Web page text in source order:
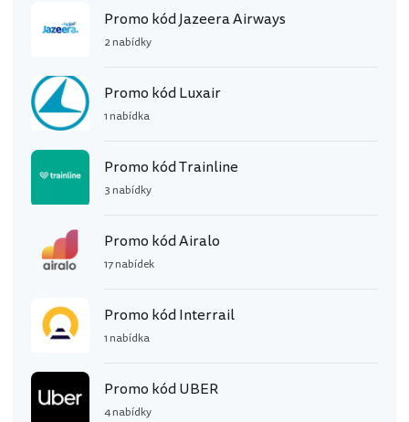
Promo kód Jazeera Airways
2 nabídky
Promo kód Luxair
1 nabídka
Promo kód Trainline
3 nabídky
Promo kód Airalo
17 nabídek
Promo kód Interrail
1 nabídka
Promo kód UBER
4 nabídky